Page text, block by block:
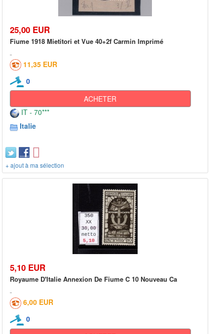
25,00 EUR
Fiume 1918 Mietitori et Vue 40+2f Carmin Imprimé
11,35 EUR
0
ACHETER
IT - 70***
Italie
+ ajout à ma sélection
5,10 EUR
Royaume D'Italie Annexion De Fiume C 10 Nouveau Ca
6,00 EUR
0